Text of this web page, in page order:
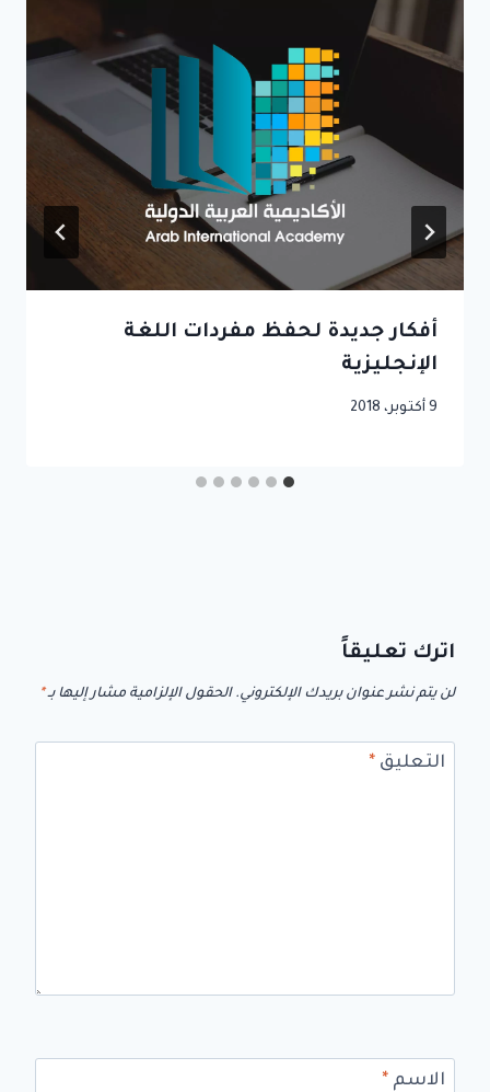
أفكار جديدة لحفظ مفردات اللغة
الإنجليزية
9 أكتوبر، 2018
اترك تعليقاً
لن يتم نشر عنوان بريدك الإلكتروني. الحقول الإلزامية مشار إليها بـ*
التعليق *
الاسم *